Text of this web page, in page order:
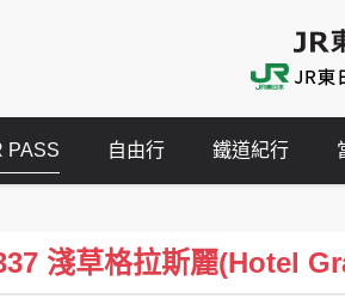
PASS 自由行 鐵道紀行
淺草格拉斯麗(Hotel